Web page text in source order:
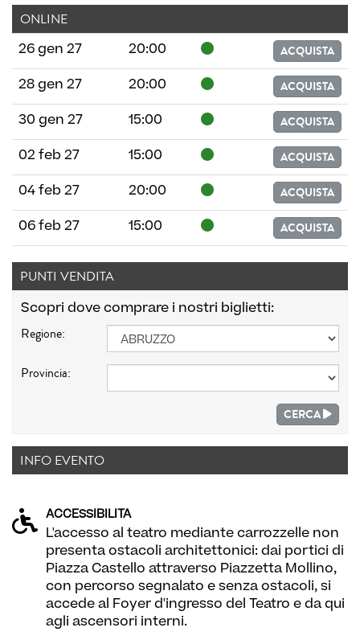
ONLINE
26 gen 27 20:00 ACQUISTA
28 gen 27 20:00 ACQUISTA
30 gen 27 15:00 ACQUISTA
02 feb 27 15:00 ACQUISTA
04 feb 27 20:00 ACQUISTA
06 feb 27 15:00 ACQUISTA
PUNTI VENDITA
Scopri dove comprare i nostri biglietti:
Regione:
Provincia:
CERCA
INFO EVENTO
ACCESSIBILITÀ
L'accesso al teatro mediante carrozzelle non
presenta ostacoli architettonici: dai portici di
Piazza Castello attraverso Piazzetta Mollino,
con percorso segnalato e senza ostacoli, si
accede al Foyer d'ingresso del Teatro e da qui
agli ascensori interni.